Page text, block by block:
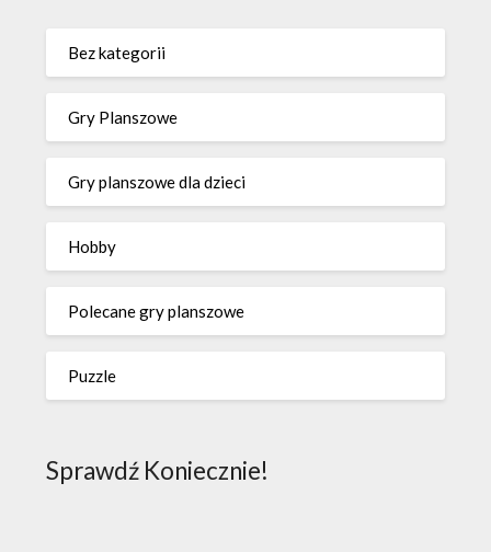
Bez kategorii
Gry Planszowe
Gry planszowe dla dzieci
Hobby
Polecane gry planszowe
Puzzle
Sprawdź Koniecznie!